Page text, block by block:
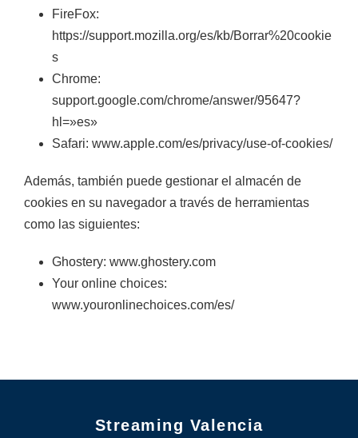
FireFox:
https://support.mozilla.org/es/kb/Borrar%20cookie
s
Chrome:
support.google.com/chrome/answer/95647?
hl=»es»
Safari: www.apple.com/es/privacy/use-of-cookies/
Además, también puede gestionar el almacén de
cookies en su navegador a través de herramientas
como las siguientes:
Ghostery: www.ghostery.com
Your online choices:
www.youronlinechoices.com/es/
Streaming Valencia